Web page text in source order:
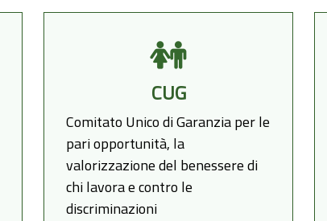
CUG
Comitato Unico di Garanzia per le
pari opportunità, la
valorizzazione del benessere di
chi lavora e contro le
discriminazioni